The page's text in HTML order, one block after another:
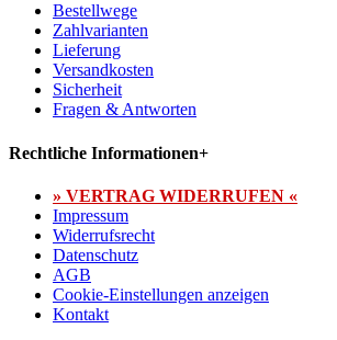
Bestellwege
Zahlvarianten
Lieferung
Versandkosten
Sicherheit
Fragen & Antworten
Rechtliche Informationen+
» VERTRAG WIDERRUFEN «
Impressum
Widerrufsrecht
Datenschutz
AGB
Cookie-Einstellungen anzeigen
Kontakt